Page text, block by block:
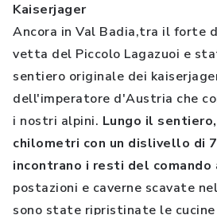
Kaiserjager
Ancora in Val Badia,tra il forte
vetta del Piccolo Lagazuoi e
sentiero originale dei
dell'imperatore d'Austria che
i nostri alpini. Lungo il
chilometri con un dislivello di
incontrano i resti del comando
postazioni e caverne scavate
sono state ripristinate le